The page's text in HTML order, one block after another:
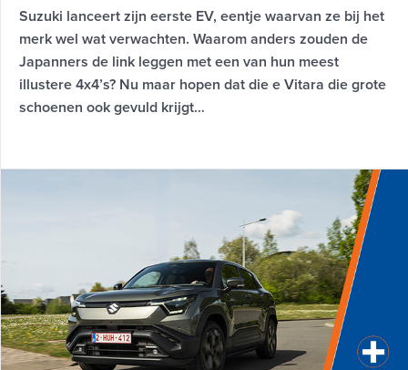
Suzuki lanceert zijn eerste EV, eentje waarvan ze bij het
merk wel wat verwachten. Waarom anders zouden de
Japanners de link leggen met een van hun meest
illustere 4x4’s? Nu maar hopen dat die e Vitara die grote
schoenen ook gevuld krijgt…